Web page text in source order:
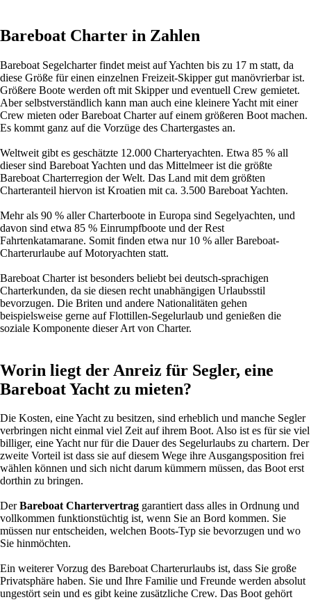
Bareboat Charter in Zahlen
Bareboat Segelcharter findet meist auf Yachten bis zu 17 m statt, da
diese Größe für einen einzelnen Freizeit-Skipper gut manövrierbar ist.
Größere Boote werden oft mit Skipper und eventuell Crew gemietet.
Aber selbstverständlich kann man auch eine kleinere Yacht mit einer
Crew mieten oder Bareboat Charter auf einem größeren Boot machen.
Es kommt ganz auf die Vorzüge des Chartergastes an.
Weltweit gibt es geschätzte 12.000 Charteryachten. Etwa 85 % all
dieser sind Bareboat Yachten und das Mittelmeer ist die größte
Bareboat Charterregion der Welt. Das Land mit dem größten
Charteranteil hiervon ist Kroatien mit ca. 3.500 Bareboat Yachten.
Mehr als 90 % aller Charterboote in Europa sind Segelyachten, und
davon sind etwa 85 % Einrumpfboote und der Rest
Fahrtenkatamarane. Somit finden etwa nur 10 % aller Bareboat-
Charterurlaube auf Motoryachten statt.
Bareboat Charter ist besonders beliebt bei deutsch-sprachigen
Charterkunden, da sie diesen recht unabhängigen Urlaubsstil
bevorzugen. Die Briten und andere Nationalitäten gehen
beispielsweise gerne auf Flottillen-Segelurlaub und genießen die
soziale Komponente dieser Art von Charter.
Worin liegt der Anreiz für Segler, eine
Bareboat Yacht zu mieten?
Die Kosten, eine Yacht zu besitzen, sind erheblich und manche Segler
verbringen nicht einmal viel Zeit auf ihrem Boot. Also ist es für sie viel
billiger, eine Yacht nur für die Dauer des Segelurlaubs zu chartern. Der
zweite Vorteil ist dass sie auf diesem Wege ihre Ausgangsposition frei
wählen können und sich nicht darum kümmern müssen, das Boot erst
dorthin zu bringen.
DerBareboat Chartervertrag garantiert dass alles in Ordnung und
vollkommen funktionstüchtig ist, wenn Sie an Bord kommen. Sie
müssen nur entscheiden, welchen Boots-Typ sie bevorzugen und wo
Sie hinmöchten.
Ein weiterer Vorzug des Bareboat Charterurlaubs ist, dass Sie große
Privatsphäre haben. Sie und Ihre Familie und Freunde werden absolut
ungestört sein und es gibt keine zusätzliche Crew. Das Boot gehört